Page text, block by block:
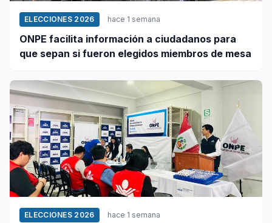
ELECCIONES 2026 hace 1 semana
ONPE facilita información a ciudadanos para
que sepan si fueron elegidos miembros de mesa
ELECCIONES 2026 hace 1 semana